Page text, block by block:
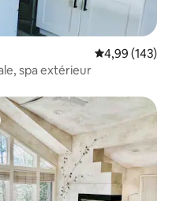
Note
4,99 (143)
spa extérieur
les plus aimés